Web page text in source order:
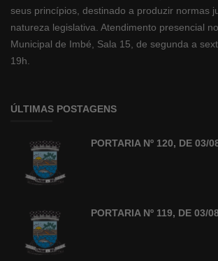
seus princípios, destinado a produzir normas
natureza legislativa. Atendimento presencial
Municipal de Imbé, Sala 15, de segunda a
19h.
ÚLTIMAS POSTAGENS
PORTARIA Nº 120, DE 03/
PORTARIA Nº 119, DE 03/